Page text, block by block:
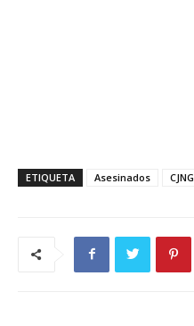
ETIQUETA Asesinados CJNG